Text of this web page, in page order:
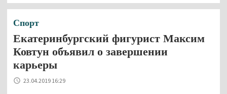
Спорт
Екатеринбургский фигурист Максим
Ковтун объявил о завершении
карьеры
23.04.2019 16:29